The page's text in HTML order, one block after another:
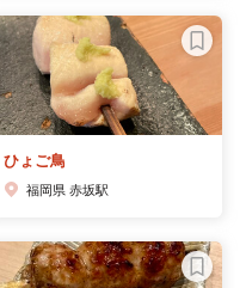
ひょご鳥
福岡県 赤坂駅